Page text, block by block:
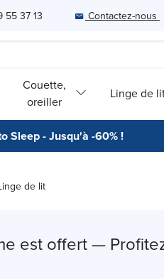
55 37 13 Contactez-nous
Couette,
oreiller
Linge de
Sleep - Jusqu'à -60% !
de lit
est offert —